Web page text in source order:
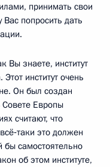
принимать свои
попросить дать
Вы знаете, институт
институт очень
Он был создан
Европы
считают, что
это должен
бы самостоятельно
об этом институте,